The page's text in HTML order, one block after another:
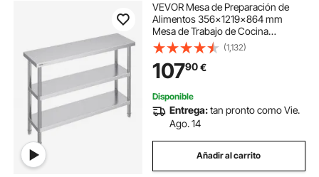
VEVOR Mesa de Preparación de
Alimentos 356x1219x864 mm
Mesa de Trabajo de Cocina
Comercial de Acero Inoxidable con
2 Estantes Inferiores Ajustables
Mesa de Preparación para Parrilla,
Cocina, Hogar
(1,132)
10790€
Disponible
Entrega:tan pronto como Vie.
Ago. 14
Añadir al carrito